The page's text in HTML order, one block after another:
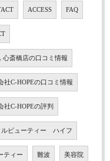
ACCESS FAQ
心斎橋店の口コミ情報
社C-HOPEの口コミ情報
C-HOPEの評判
ビューティー ハイフ
ティー 難波 美容院